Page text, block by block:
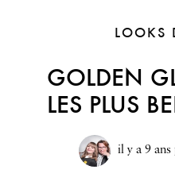
LOOKS
GOLDEN
LES PLUS
il y a 9 ans